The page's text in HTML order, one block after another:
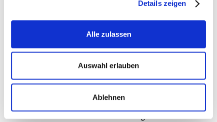
Details zeigen
Alle zulassen
Auswahl erlauben
Ablehnen
Fokus auf […] den zukunfts­ori­en­tier­ten Orga­ni­sa­
ti­ons­auf­bau mit Schwer­punkt nach­hal­ti­ger und
gesun­der Arbeits­kul­tur.“
Sophie vereint Change- und Entwick­lungs­fra­gen mit
Krea­tiv­me­tho­den und ihren Erfah­rungs­wer­ten aus der